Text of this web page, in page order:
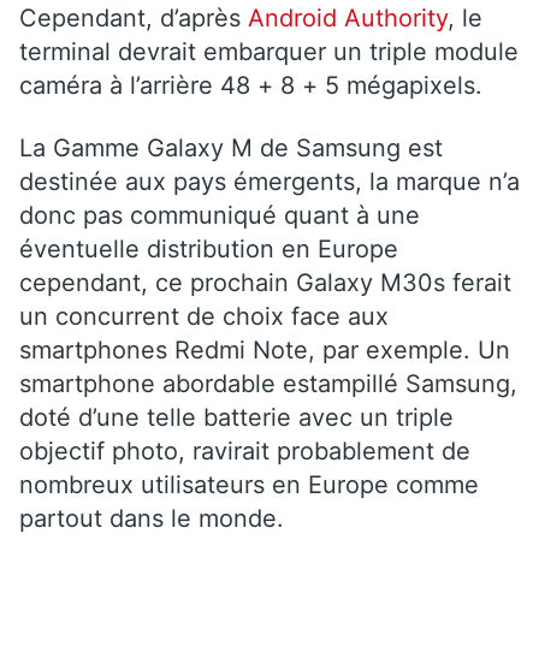
Cependant, d’après Android Authority, le
terminal devrait embarquer un triple module
caméra à l’arrière 48 + 8 + 5 mégapixels.
La Gamme Galaxy M de Samsung est
destinée aux pays émergents, la marque n’a
donc pas communiqué quant à une
éventuelle distribution en Europe
cependant, ce prochain Galaxy M30s ferait
un concurrent de choix face aux
smartphones Redmi Note, par exemple. Un
smartphone abordable estampillé Samsung,
doté d’une telle batterie avec un triple
objectif photo, ravirait probablement de
nombreux utilisateurs en Europe comme
partout dans le monde.